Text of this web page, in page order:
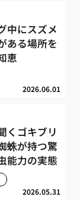
中にスズメ
ある場所を
恵
2026.06.01
くゴキブリ
蛛が持つ驚
能力の実態
2026.05.31